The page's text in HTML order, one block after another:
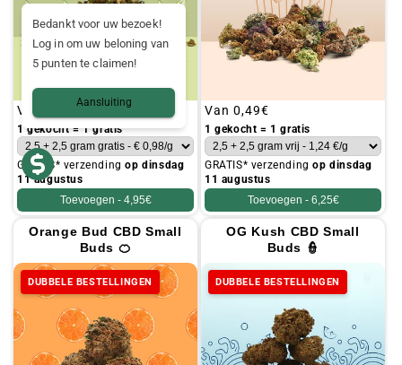
Gebruikelijke
prijs
Van 0,19€
1 gekocht = 1 gratis
GRATIS* verzendingop dinsdag
11 augustus
Toevoegen - 4,95€
Gebruikelijke
prijs
Van 0,49€
1 gekocht = 1 gratis
GRATIS* verzendingop dinsdag
11 augustus
Toevoegen - 6,25€
Orange Bud CBD Small
Buds 🍊
DUBBELE BESTELLINGEN
OG Kush CBD Small
Buds 👮
DUBBELE BESTELLINGEN
Bedankt voor uw bezoek!
Log in om uw beloning van
5 punten te claimen!
Aansluiting